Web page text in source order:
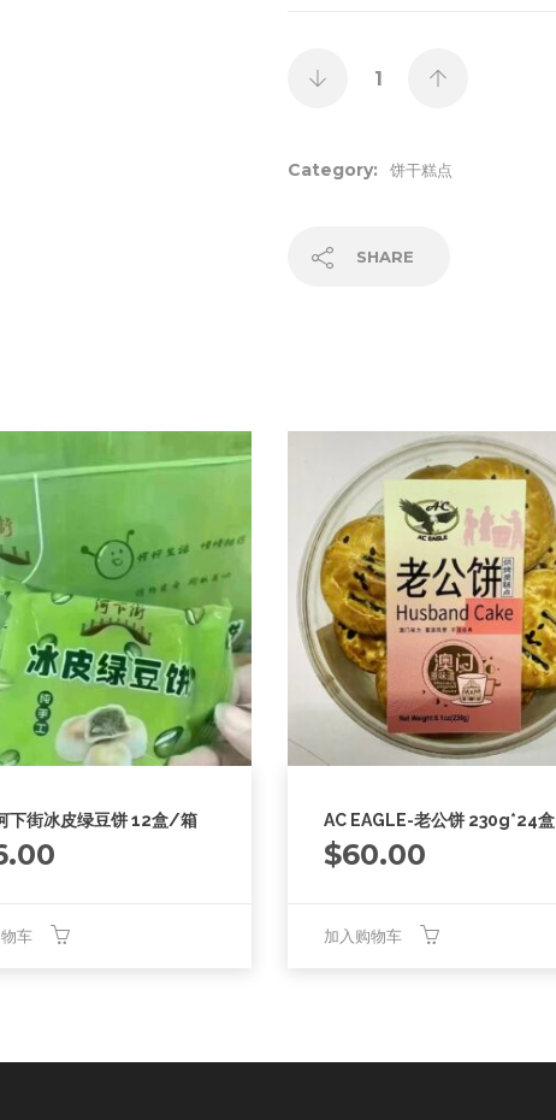
Category: 饼干糕点
SHARE
下街冰皮绿豆饼 12盒/箱
车
AC EAGLE-老公饼 230g*24盒
$60.00
加入购物车